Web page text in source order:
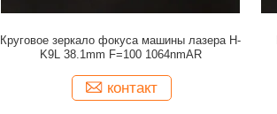
Круговое зеркало фокуса машины лазера H-
K9L 38.1mm F=100 1064nmAR
контакт